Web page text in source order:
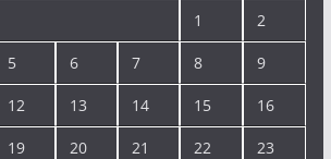
1 2
5 6 7 8 9
12 13 14 15 16
19 20 21 22 23